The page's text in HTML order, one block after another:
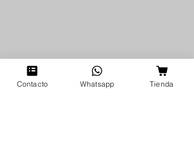
Contacto Whatsapp Tienda